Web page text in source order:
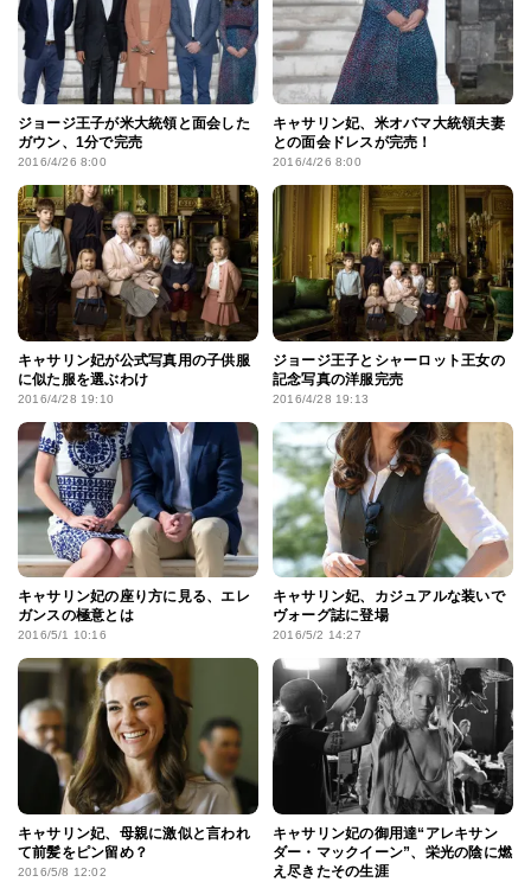
ジョージ王子が米大統領と面会した
ガウン、1分で完売
2016/4/26 8:00
キャサリン妃、米オバマ大統領夫妻
との面会ドレスが完売！
2016/4/26 8:00
キャサリン妃が公式写真用の子供服
に似た服を選ぶわけ
2016/4/28 19:10
ジョージ王子とシャーロット王女の
記念写真の洋服完売
2016/4/28 19:13
キャサリン妃の座り方に見る、エレ
ガンスの極意とは
2016/5/1 10:16
キャサリン妃、カジュアルな装いで
ヴォーグ誌に登場
2016/5/2 14:27
キャサリン妃、母親に激似と言われ
て前髪をピン留め？
2016/5/8 12:02
キャサリン妃の御用達“アレキサン
ダー・マックイーン”、栄光の陰に燃
え尽きたその生涯